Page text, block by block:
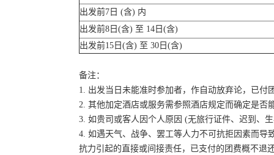
出发前7日 (含) 内
出发前8日(含) 至 14日(含)
出发前15日(含) 至 30日(含)
备注：
1. 出发当日未能准时参加者，作自动放弃论，已付
2. 其他加定酒店或服务需参照酒店规定而确定是否
3. 如贵司或客人因个人原因 (无旅行证件、迟到、
4. 如遇天气、战争、罢工等人力不可抗拒因素而
抗力引起的直接或间接责任，已支付的团费概不退